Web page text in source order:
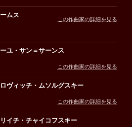
ムス
この作曲家の詳細を見る
ユ・サン＝サーンス
この作曲家の詳細を見る
ヴィッチ・ムソルグスキー
この作曲家の詳細を見る
イチ・チャイコフスキー